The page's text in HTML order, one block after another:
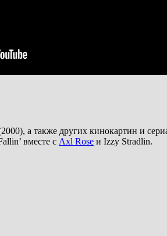
а также других кинокартин и
вместе с Axl Rose и Izzy Stradlin.